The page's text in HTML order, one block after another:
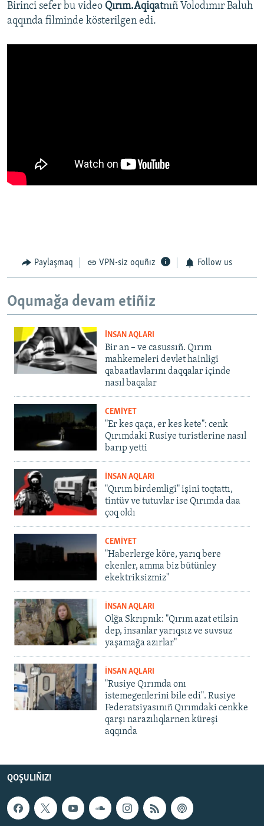
Birinci sefer bu video Qırım.Aqiqatnıñ Volodımır Baluh
aqqında filminde kösterilgen edi.
Paylaşmaq VPN-siz oquñız Follow us
Oqumağa devam etiñiz
İNSAN AQLARI
Bir an – ve casussıñ. Qırım
mahkemeleri devlet hainligi
qabaatlavlarını daqqalar içinde
nasıl baqalar
CEMİYET
"Er kes qaça, er kes kete": cenk
Qırımdaki Rusiye turistlerine nasıl
barıp yetti
İNSAN AQLARI
"Qırım birdemligi" işini toqtattı,
tintüv ve tutuvlar ise Qırımda daa
çoq oldı
CEMİYET
"Haberlerge köre, yarıq bere
ekenler, amma biz bütünley
ekektriksizmiz"
İNSAN AQLARI
Olğa Skrıpnık: "Qırım azat etilsin
dep, insanlar yarıqsız ve suvsuz
yaşamağa azırlar"
İNSAN AQLARI
"Rusiye Qırımda onı
istemegenlerini bile edi". Rusiye
Federatsiyasınıñ Qırımdaki cenkke
qarşı narazılıqlarnen küreşi
aqqında
QOŞULIÑIZ!